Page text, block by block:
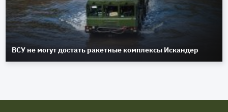
ВСУ не могут достать ракетные комплексы Искандер